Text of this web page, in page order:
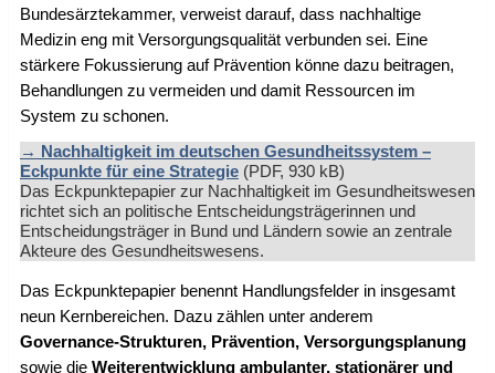
Bundesärztekammer, verweist darauf, dass nachhaltige
Medizin eng mit Versorgungsqualität verbunden sei. Eine
stärkere Fokussierung auf Prävention könne dazu beitragen,
Behandlungen zu vermeiden und damit Ressourcen im
System zu schonen.
Nachhaltigkeit im deutschen Gesundheitssystem –
Eckpunkte für eine Strategie (PDF, 930 kB)
Das Eckpunktepapier zur Nachhaltigkeit im Gesundheitswesen
richtet sich an politische Entscheidungsträgerinnen und
Entscheidungsträger in Bund und Ländern sowie an zentrale
Akteure des Gesundheitswesens.
Das Eckpunktepapier benennt Handlungsfelder in insgesamt
neun Kernbereichen. Dazu zählen unter anderem
Governance-Strukturen, Prävention, Versorgungsplanung
sowie die Weiterentwicklung ambulanter, stationärer und